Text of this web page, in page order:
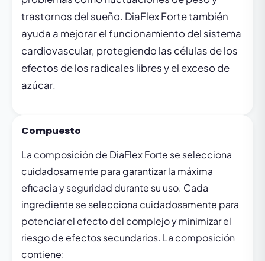
trastornos del sueño. DiaFlex Forte también
ayuda a mejorar el funcionamiento del sistema
cardiovascular, protegiendo las células de los
efectos de los radicales libres y el exceso de
azúcar.
Compuesto
La composición de DiaFlex Forte se selecciona
cuidadosamente para garantizar la máxima
eficacia y seguridad durante su uso. Cada
ingrediente se selecciona cuidadosamente para
potenciar el efecto del complejo y minimizar el
riesgo de efectos secundarios. La composición
contiene: